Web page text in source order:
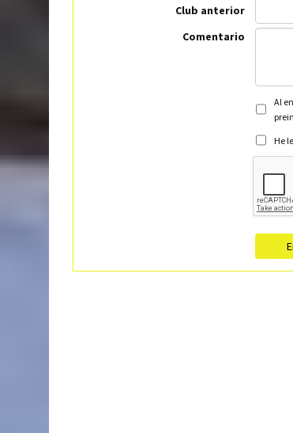
Club anterior
Comentario
Al
He